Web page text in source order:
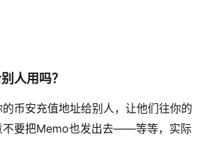
人用吗？
币安充值地址给别人，让他们往你的
不要把Memo也发出去——等等，实际